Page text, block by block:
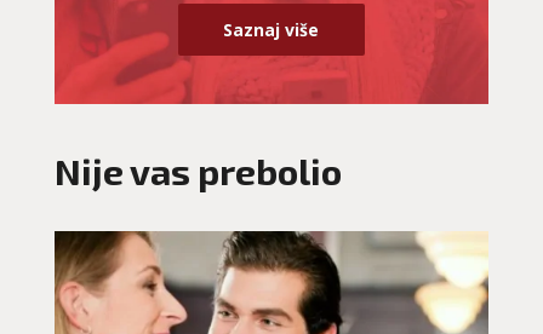
Saznaj više
Nije vas prebolio